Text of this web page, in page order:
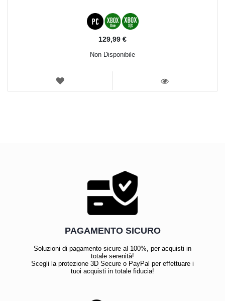
129,99 €
Non Disponibile
LISTA
VISTA
PAGAMENTO SICURO
Soluzioni di pagamento sicure al 100%, per acquisti in
totale serenità!
Scegli la protezione 3D Secure o PayPal per effettuare i
tuoi acquisti in totale fiducia!